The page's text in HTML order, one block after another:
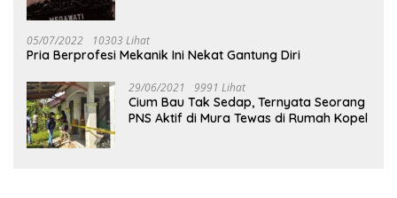
05/07/2022 10303 Lihat
Pria Berprofesi Mekanik Ini Nekat Gantung Diri
29/06/2021 9991 Lihat
Cium Bau Tak Sedap, Ternyata Seorang
PNS Aktif di Mura Tewas di Rumah Kopel